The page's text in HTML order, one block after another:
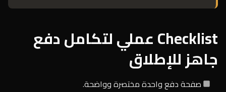
Checklist عملي لتكامل دفع
جاهز للإطلاق
صفحة دفع واحدة مختصرة وواضحة.